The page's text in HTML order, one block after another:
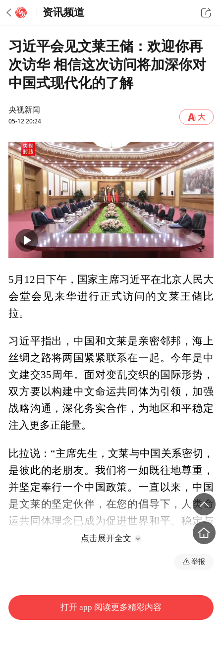
资讯频道
习近平会见文莱王储：欢迎你再
次访华 相信这次访问将加深你对
中国式现代化的了解
央视新闻
05-12 20:24
00:00 01:14
5月12日下午，国家主席习近平在北京人民大
会堂会见来华进行正式访问的文莱王储比
拉。
习近平指出，中国和文莱是亲密邻邦，海上
丝绸之路将两国紧紧联系在一起。今年是中
文建交35周年。面对变乱交织的国际形势，
双方要以构建中文命运共同体为引领，加强
战略沟通，深化务实合作，为地区和平稳定
注入更多正能量。
比拉说：“主席先生，文莱与中国关系密切，
是彼此的老朋友。我们将一如既往地尊重，
并坚定奉行一个中国政策。一直以来，中国
是文莱的坚定伙伴，在您的倡导下，人类命
运共同体理念已成为促进世界和平、稳定与
发展的重要基石。”
监制丨龚雪辉
记者丨史伟 王鹏飞 卢心雨 邢彬 马喆
点击展开全文
举报
打开 app 阅读更多精彩内容